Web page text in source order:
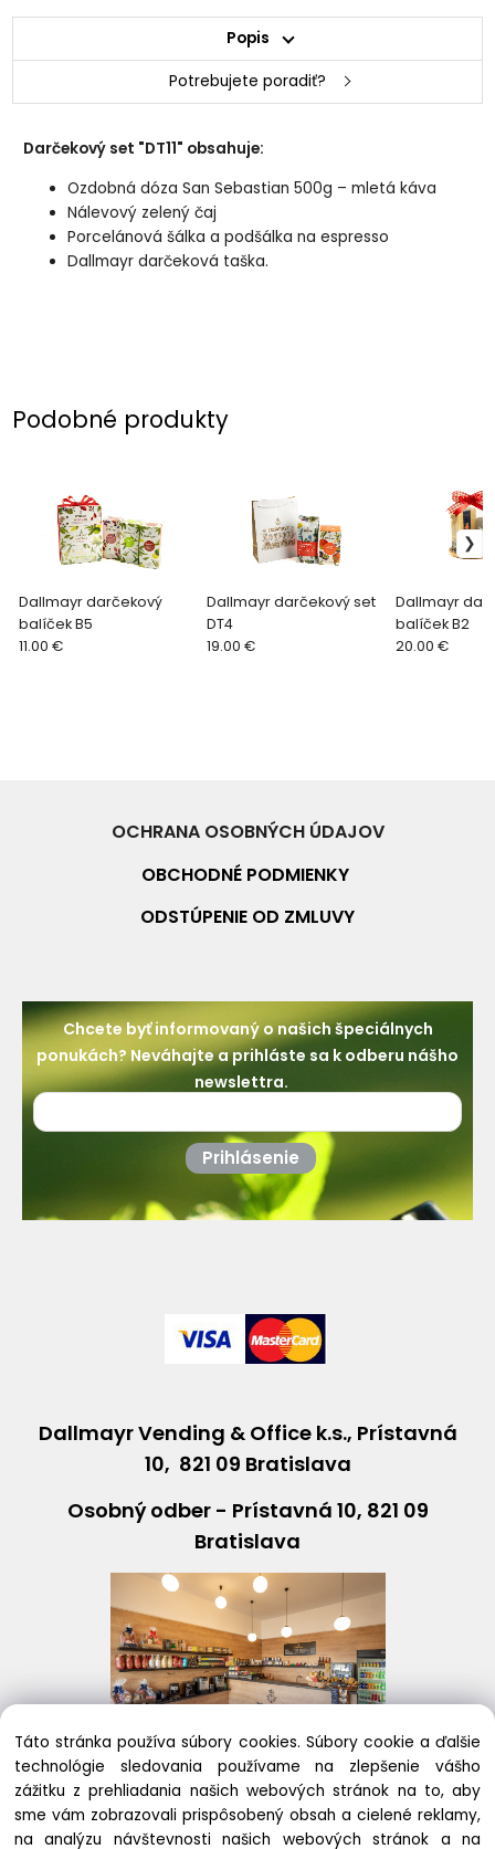
Popis
Potrebujete poradiť?
Darčekový set "DT11" obsahuje:
Ozdobná dóza San Sebastian 500g – mletá káva
Nálevový zelený čaj
Porcelánová šálka a podšálka na espresso
Dallmayr darčeková taška.
Podobné produkty
Dallmayr darčekový
balíček B5
11.00 €
Dallmayr darčekový set
DT4
19.00 €
Dallmayr
balíček B2
20.00 €
OCHRANA OSOBNÝCH ÚDAJOV
OBCHODNÉ PODMIENKY
ODSTÚPENIE OD ZMLUVY
Chcete byť informovaný o našich špeciálnych
ponukách? Neváhajte a prihláste sa k odberu nášho
newslettra.
Prihlásenie
Dallmayr Vending & Office k.s., Prístavná
10, 821 09 Bratislava
Osobný odber - Prístavná 10, 821 09
Bratislava
+421243631408 eshop@ dallmayr .sk
Táto stránka používa súbory cookies. Súbory cookie a ďalšie
technológie sledovania používame na zlepšenie vášho
zážitku z prehliadania našich webových stránok na to, aby
sme vám zobrazovali prispôsobený obsah a cielené reklamy,
na analýzu návštevnosti našich webových stránok a na